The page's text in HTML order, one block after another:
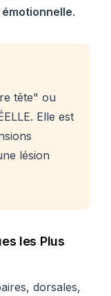
.
tête" ou
Elle est
lésion
les Plus
dorsales,